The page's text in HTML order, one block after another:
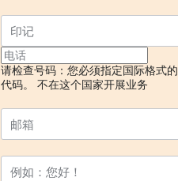
请检查号码：您必须指定国际格式
代码。
不在这个国家开展业务